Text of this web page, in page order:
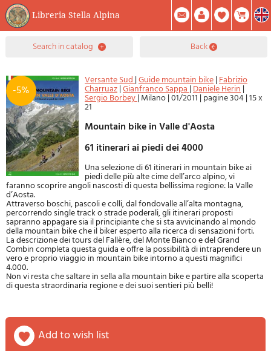
Libreria Stella Alpina
0Item(s) In Your Cart
Summary
Facebook
Create Account Mod. Password
search in catalog back
-5%
Versante Sud|Guide mountain bike|Fabrizio
Charruaz|Gianfranco Sappa|Daniele Herin|
Sergio Borbey| Milano|01/2011 | pagine 304|15 x
21
Mountain bike in Valle d'Aosta
61 itinerari ai piedi dei 4000
Una selezione di 61 itinerari in mountain bike ai
piedi delle più alte cime dell’arco alpino, vi
faranno scoprire angoli nascosti di questa bellissima regione: la Valle
d’Aosta.
Attraverso boschi, pascoli e colli, dal fondovalle all’alta montagna,
percorrendo single track o strade poderali, gli itinerari proposti
sapranno appagare sia il principiante che si sta avvicinando al mondo
della mountain bike che il biker esperto alla ricerca di sensazioni forti.
La descrizione dei tours del Fallère, del Monte Bianco e del Grand
Combin completa questa guida e offre la possibilità di intraprendere un
vero e proprio viaggio in mountain bike intorno a questi magnifici
4.000.
Non vi resta che saltare in sella alla mountain bike e partire alla scoperta
di questa straordinaria regione e dei suoi sentieri più belli!
add to wish list